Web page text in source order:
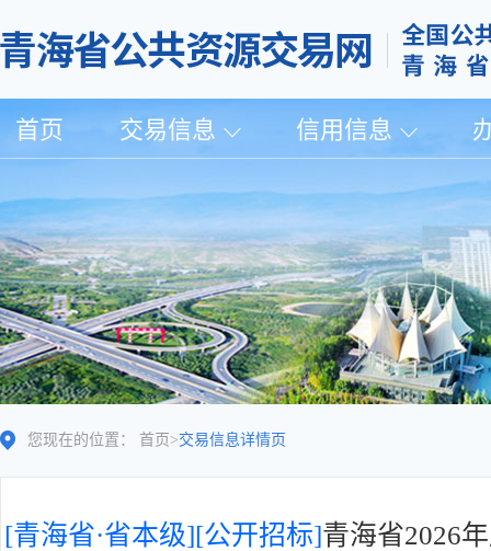
首页 交易信息 信用信息
您现在的位置： 首页 >交易信息详情页
[青海省·省本级][公开招标]青海省2026